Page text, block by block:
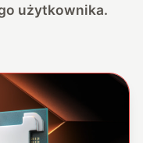
użytkownika.